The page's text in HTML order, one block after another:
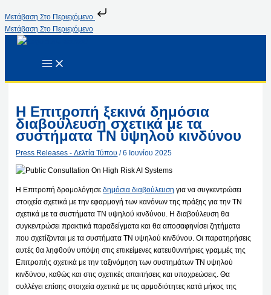
Μετάβαση Στο Περιεχόμενο
Μετάβαση Στο Περιεχόμενο
Η Επιτροπή ξεκινά δημόσια
διαβούλευση σχετικά με τα
συστήματα ΤΝ υψηλού κινδύνου
Press Releases - Δελτία Τύπου /6 Ιουνίου 2025
Η Επιτροπή δρομολόγησεδημόσια διαβούλευση για να συγκεντρώσει
στοιχεία σχετικά με την εφαρμογή των κανόνων της πράξης για την ΤΝ
σχετικά με τα συστήματα ΤΝ υψηλού κινδύνου. Η διαβούλευση θα
συγκεντρώσει πρακτικά παραδείγματα και θα αποσαφηνίσει ζητήματα
που σχετίζονται με τα συστήματα ΤΝ υψηλού κινδύνου. Οι παρατηρήσεις
αυτές θα ληφθούν υπόψη στις επικείμενες κατευθυντήριες γραμμές της
Επιτροπής σχετικά με την ταξινόμηση των συστημάτων ΤΝ υψηλού
κινδύνου, καθώς και στις σχετικές απαιτήσεις και υποχρεώσεις. Θα
συλλέγει επίσης στοιχεία σχετικά με τις αρμοδιότητες κατά μήκος της